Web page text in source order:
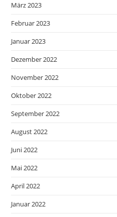
März 2023
Februar 2023
Januar 2023
Dezember 2022
November 2022
Oktober 2022
September 2022
August 2022
Juni 2022
Mai 2022
April 2022
Januar 2022